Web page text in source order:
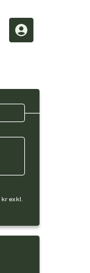
kr exkl.